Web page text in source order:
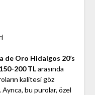
de Oro Hidalgos 20’s
150-200 TLarasında
kalitesi göz
bu purolar, özel